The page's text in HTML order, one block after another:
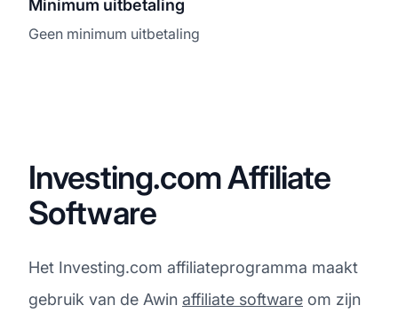
Minimum uitbetaling
Geen minimum uitbetaling
Investing.com Affiliate
Software
Het Investing.com affiliateprogramma maakt
gebruik van de Awin affiliate software om zijn